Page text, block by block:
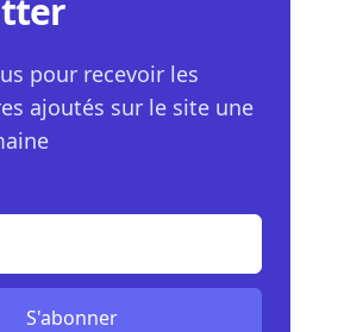
pour recevoir les
ajoutés sur le site une
S'abonner